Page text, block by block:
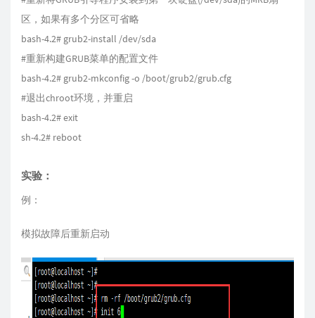
区，如果有多个分区可省略
bash-4.2# grub2-install /dev/sda
#重新构建GRUB菜单的配置文件
bash-4.2# grub2-mkconfig -o /boot/grub2/grub.cfg
#退出chroot环境，并重启
bash-4.2# exit
sh-4.2# reboot
实验：
例：
模拟故障后重新启动